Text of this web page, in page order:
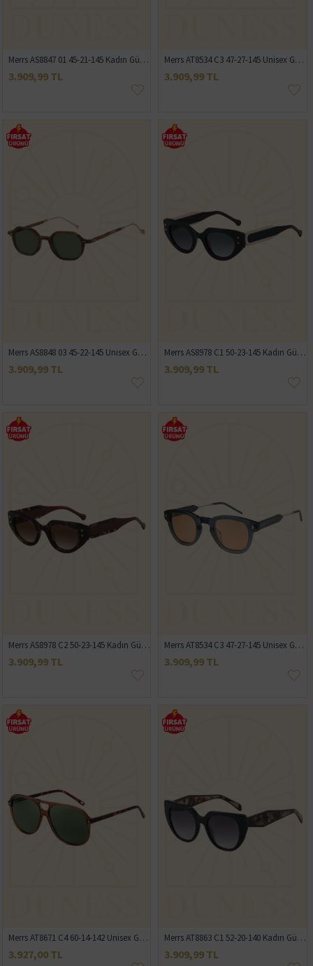
Merrs AS8847 01 45-21-145 Kadın Güneş Gözlüğü
3.909,99 TL
Merrs AT8534 C3 47-27-145 Unisex Güneş Gözlüğü
3.909,99 TL
Merrs AS8848 03 45-22-145 Unisex Güneş Gözlüğü
3.909,99 TL
Merrs AS8978 C1 50-23-145 Kadın Güneş Gözlüğü
3.909,99 TL
Merrs AS8978 C2 50-23-145 Kadın Güneş Gözlüğü
3.909,99 TL
Merrs AT8534 C3 47-27-145 Unisex Güneş Gözlüğü
3.909,99 TL
Merrs AT8671 C4 60-14-142 Unisex Güneş Gözlüğü
3.927,00 TL
Merrs AT8863 C1 52-20-140 Kadın Güneş Gözlüğü
3.909,99 TL